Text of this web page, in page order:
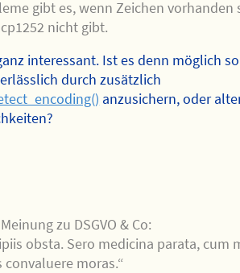
gibt es, wenn Zeichen vorhanden
nicht gibt.
interessant. Ist es denn möglich
durch zusätzlich
anzusichern, oder
zu DSGVO & Co:
obsta. Sero medicina parata, cum
convaluere moras.“